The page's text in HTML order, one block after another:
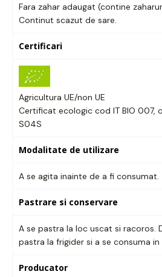
Fara zahar adaugat (contine
Continut scazut de sare.
Certificari
Agricultura UE/non UE
Certificat ecologic cod IT BIO 007,
S04S
Modalitate de utilizare
A se agita inainte de a fi consumat.
Pastrare si conservare
A se pastra la loc uscat si racoros.
pastra la frigider si a se consuma
Producator